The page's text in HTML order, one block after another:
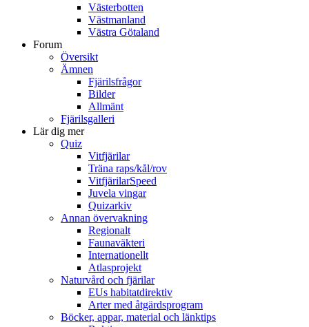
Västerbotten
Västmanland
Västra Götaland
Forum
Översikt
Ämnen
Fjärilsfrågor
Bilder
Allmänt
Fjärilsgalleri
Lär dig mer
Quiz
Vitfjärilar
Träna raps/kål/rov
VitfjärilarSpeed
Juvela vingar
Quizarkiv
Annan övervakning
Regionalt
Faunaväkteri
Internationellt
Atlasprojekt
Naturvård och fjärilar
EUs habitatdirektiv
Arter med åtgärdsprogram
Böcker, appar, material och länktips